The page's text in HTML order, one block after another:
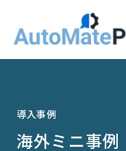
導入事例
海外ミニ事